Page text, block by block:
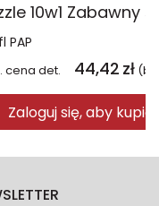
PAP
cena det. 44,42 zł
Zaloguj się, aby kupić